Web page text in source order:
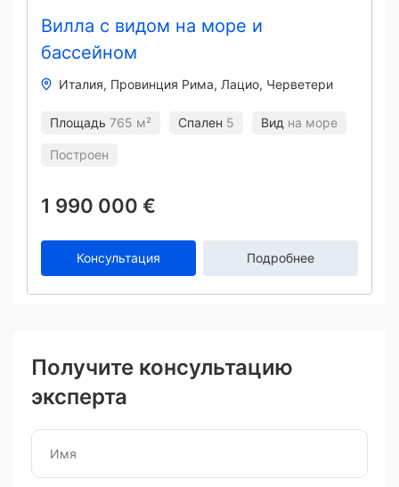
Вилла с видом на море и
бассейном
Италия Провинция Рима, Лацио Черветери
Площадь 765 м² Спален 5 Вид на море
Построен
1 990 000 €
Консультация Подробнее
Получите консультацию
эксперта